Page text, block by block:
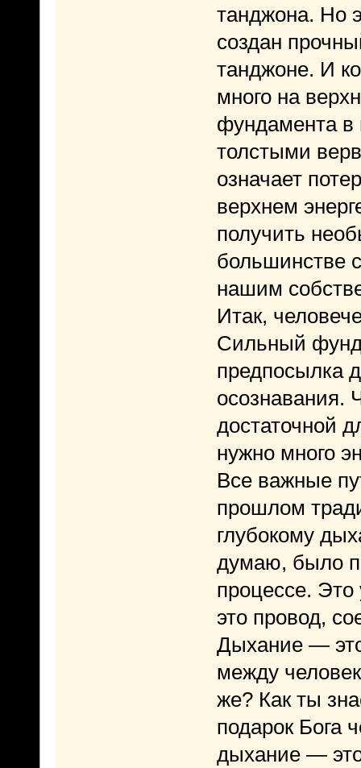
танджона. Но
создан
танджоне. И
много на
фундамента в
толстыми
означает
верхнем
получить
большинстве
нашим
Итак,
Сильный
предпосылка
осознавания.
достаточной
нужно много
Все важные
прошлом
глубокому
думаю, было
процессе.
это провод,
Дыхание —
между
же? Как ты
подарок Бога
дыхание —